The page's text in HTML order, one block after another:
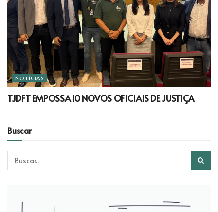
NOTÍCIAS
TJDFT EMPOSSA 10 NOVOS OFICIAIS DE JUSTIÇA
Buscar